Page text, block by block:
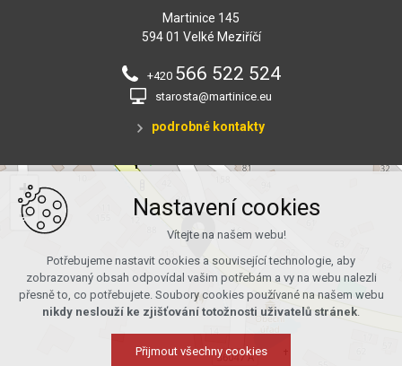
Martinice 145
594 01 Velké Meziříčí
+420 566 522 524
starosta@martinice.eu
podrobné kontakty
+
−
Nastavení cookies
Vítejte na našem webu!
Potřebujeme nastavit cookies a související technologie, aby
zobrazovaný obsah odpovídal vašim potřebám a vy na webu nalezli
přesně to, co potřebujete. Soubory cookies používané na našem webu
nikdy neslouží ke zjišťování totožnosti uživatelů stránek.
Přijmout všechny cookies